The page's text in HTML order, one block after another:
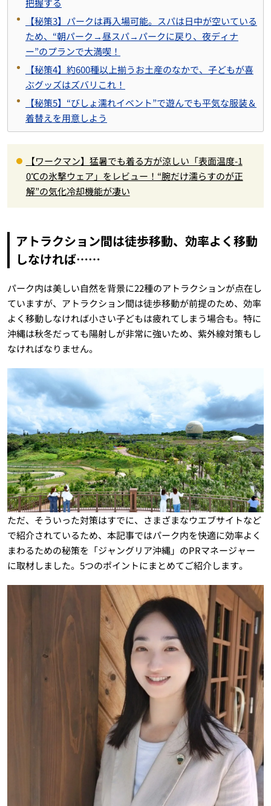
【秘策3】パークは再入場可能。スパは日中が空いている
ため、“朝パーク→昼スパ→パークに戻り、夜ディナ
ー”のプランで大満喫！
【秘策4】約600種以上揃うお土産のなかで、子どもが喜
ぶグッズはズバリこれ！
【秘策5】“びしょ濡れイベント”で遊んでも平気な服装＆
着替えを用意しよう
【ワークマン】猛暑でも着る方が涼しい「表面温度-1
0℃の氷撃ウェア」をレビュー！“腕だけ濡らすのが正
解”の気化冷却機能が凄い
アトラクション間は徒歩移動、効率よく移動
しなければ……
パーク内は美しい自然を背景に22種のアトラクションが点在し
ていますが、アトラクション間は徒歩移動が前提のため、効率
よく移動しなければ小さい子どもは疲れてしまう場合も。特に
沖縄は秋冬だっても陽射しが非常に強いため、紫外線対策もし
なければなりません。
ただ、そういった対策はすでに、さまざまなウエブサイトなど
で紹介されているため、本記事ではパーク内を快適に効率よく
まわるための秘策を「ジャングリア沖縄」のPRマネージャー
に取材しました。5つのポイントにまとめてご紹介します。